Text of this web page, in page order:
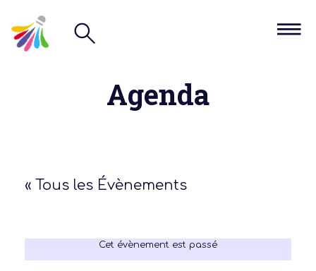
Agenda
« Tous les Évènements
Cet évènement est passé